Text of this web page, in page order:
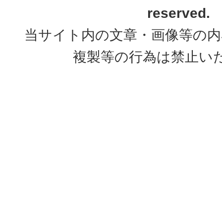
reserved.
当サイト内の文章・画像等の
複製等の行為は禁止い